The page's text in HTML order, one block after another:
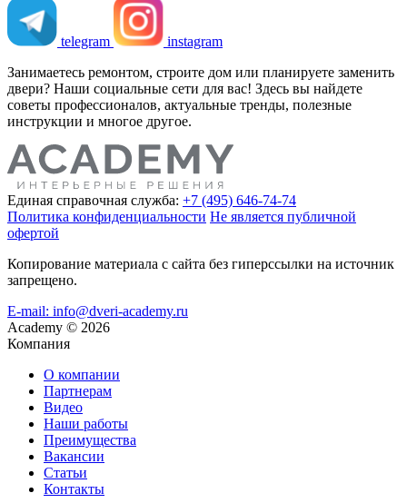
telegram
instagram
Занимаетесь ремонтом, строите дом или планируете заменить
двери? Наши социальные сети для вас! Здесь вы найдете
советы профессионалов, актуальные тренды, полезные
инструкции и многое другое.
Единая справочная служба: +7 (495) 646-74-74
Политика конфиденциальности Не является публичной
офертой
Копирование материала с сайта без гиперссылки на источник
запрещено.
E-mail: info@dveri-academy.ru
Academy © 2026
Компания
О компании
Партнерам
Видео
Наши работы
Преимущества
Вакансии
Статьи
Контакты